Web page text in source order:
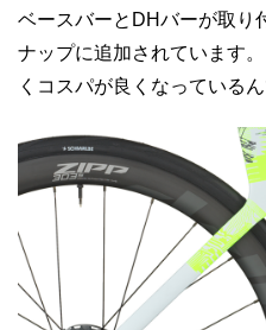
ベースバーとDHバーが取り
ナップに追加されています
くコスパが良くなっているん